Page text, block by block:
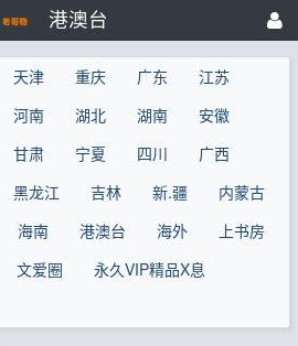
港澳台
天津 重庆 广东
江苏
河南 湖北 湖南
安徽
甘肃 宁夏 四川
广西
黑龙江 吉林 新.疆
内蒙古
海南 港澳台 海外
上书房
文爱圈
永久VIP精品X息